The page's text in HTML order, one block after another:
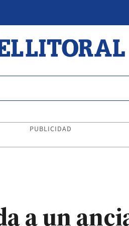
PUBLICIDAD
a un